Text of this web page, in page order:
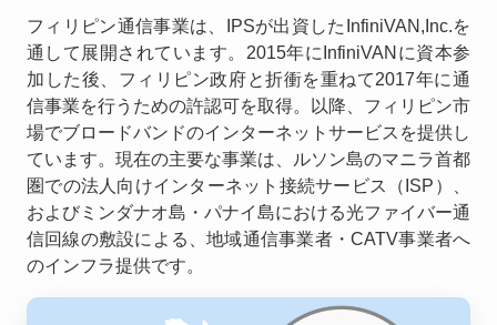
フィリピン通信事業は、IPSが出資したInfiniVAN,Inc.を
通して展開されています。2015年にInfiniVANに資本参
加した後、フィリピン政府と折衝を重ねて2017年に通
信事業を行うための許認可を取得。以降、フィリピン市
場でブロードバンドのインターネットサービスを提供し
ています。現在の主要な事業は、ルソン島のマニラ首都
圏での法人向けインターネット接続サービス（ISP）、
およびミンダナオ島・パナイ島における光ファイバー通
信回線の敷設による、地域通信事業者・CATV事業者へ
のインフラ提供です。